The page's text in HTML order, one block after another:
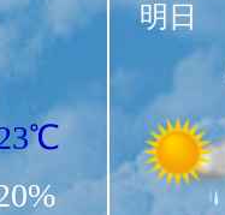
明日